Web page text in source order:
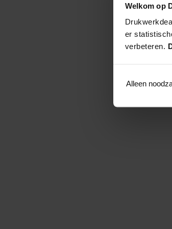
Welkom op
er
verbeteren.
Alleen